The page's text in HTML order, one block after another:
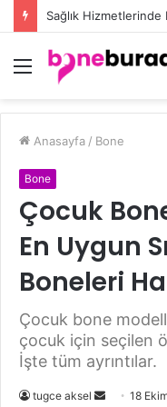
Düğün Eşarp Modelleri
Menü
Anasayfa / Bone
Bone
Çocuk
En Uygun
Boneleri
Çocuk bone
çocuk için seçilen
İşte tüm ayrıntılar.
tugce aksel 18